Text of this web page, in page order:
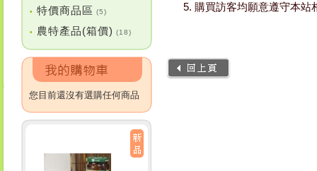
• 特價商品區 (5)
• 農特產品(箱價) (18)
您目前還沒有選購任何商品
購買訪客均願意遵守本站